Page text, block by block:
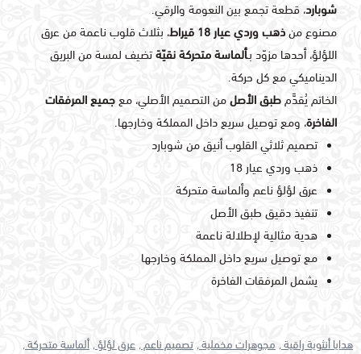
شوبارد، قطعة تجمع بين النعومة والرقي.
مصنوع منذهب وردي عيار 18 قيراط
، بثلاث قلوب ناعمة من عرق
اللؤلؤ، أحدها مزوّد بـألماسة متحركة نقيّةتضيف لمسة من البريق
الديناميكي مع كل حركة.
الخاتم يُقدَّمطبق الأصلمن التصميم الأصلي، معجميع المرفقات
الفاخرة، ومع توصيل سريع داخل المملكة وخارجها.
تصميم ثلاثي القلوب أنيق من شوبارد
ذهب وردي عيار 18
عرق لؤلؤ ناعم وألماسة متحركة
تنفيذ دقيق طبق الأصل
هدية مثالية لإطلالة ناعمة
مع توصيل سريع داخل المملكة وخارجها
يشمل المرفقات الفاخرة
هدايا أنثوية راقية , مجوهرات مخملية , تصميم ناعم , عرق لؤلؤ , ألماسة متحركة ,